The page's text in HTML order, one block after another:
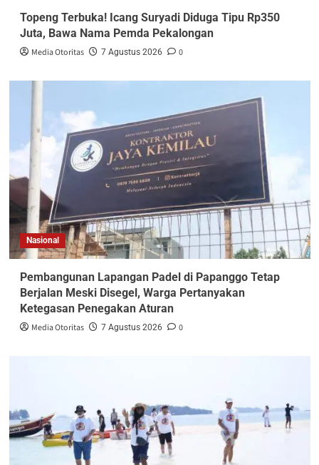
Topeng Terbuka! Icang Suryadi Diduga Tipu Rp350
Juta, Bawa Nama Pemda Pekalongan
Media Otoritas 7 Agustus 2026 0
Nasional
Pembangunan Lapangan Padel di Papanggo Tetap
Berjalan Meski Disegel, Warga Pertanyakan
Ketegasan Penegakan Aturan
Media Otoritas 7 Agustus 2026 0